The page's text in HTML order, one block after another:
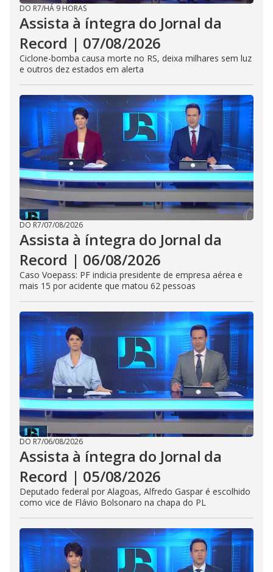
DO R7/HÁ 9 HORAS
Assista à íntegra do Jornal da
Record | 07/08/2026
Ciclone-bomba causa morte no RS, deixa milhares sem luz
e outros dez estados em alerta
DO R7/07/08/2026
Assista à íntegra do Jornal da
Record | 06/08/2026
Caso Voepass: PF indicia presidente de empresa aérea e
mais 15 por acidente que matou 62 pessoas
DO R7/06/08/2026
Assista à íntegra do Jornal da
Record | 05/08/2026
Deputado federal por Alagoas, Alfredo Gaspar é escolhido
como vice de Flávio Bolsonaro na chapa do PL